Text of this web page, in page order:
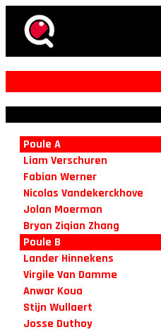
Poule A
Liam Verschuren
Fabian Werner
Nicolas Vandekerckhove
Jolan Moerman
Bryan Ziqian Zhang
Poule B
Lander Hinnekens
Virgile Van Damme
Anwar Koua
Stijn Wullaert
Josse Duthoy